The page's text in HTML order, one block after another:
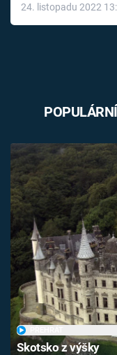
24. listopadu 2022
Skotsko z výšky